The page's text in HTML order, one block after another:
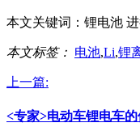
本文关键词： 锂电池
本文标签： 电池,Li,锂
上一篇:
<专家>电动车锂电车